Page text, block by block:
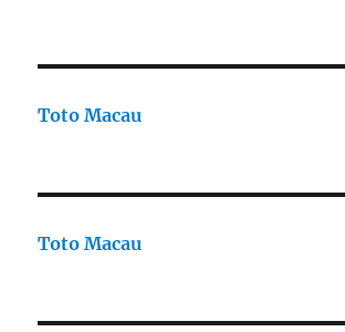
Toto Macau
Toto Macau